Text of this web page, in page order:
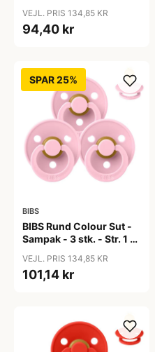
VEJL. PRIS 134,85 KR
94,40 kr
SPAR 25%
BIBS
BIBS Rund Colour Sut -
Sampak - 3 stk. - Str. 1 -
VEJL. PRIS 134,85 KR
101,14 kr